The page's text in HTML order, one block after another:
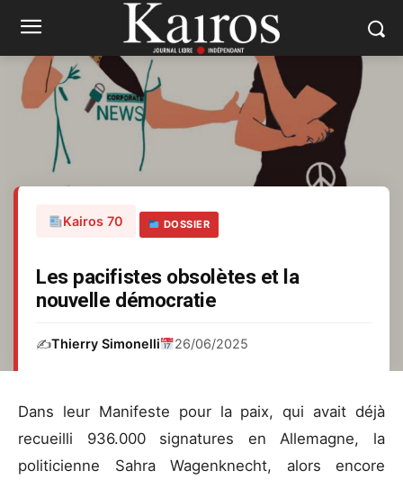
Kairos 70 DOSSIER
Les pacifistes obsolètes et la
nouvelle démocratie
✍️Thierry Simonelli 26/06/2025
Dans leur Manifeste pour la paix, qui avait déjà
recueilli 936.000 signatures en Allemagne, la
politicienne Sahra Wagenknecht, alors encore